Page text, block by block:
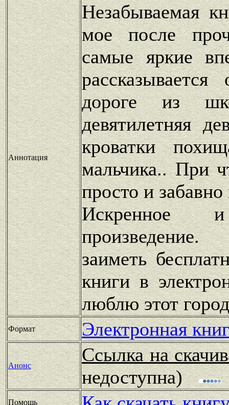
Аннотация
Незабываемая
мое после
самые яркие
дороге из
девятилетняя
кроватки
мальчика.. При
просто и забавно
Искренное и
заиметь
книги в
люблю этот
Формат Электронная
Анонс
Ссылка на
недоступна)
Помощь